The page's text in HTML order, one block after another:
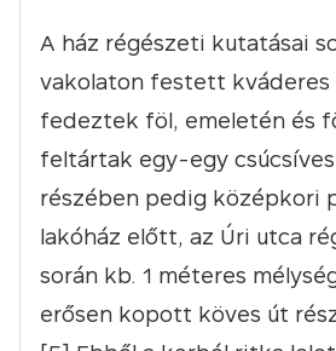
A ház régészeti kutatásai
vakolaton festett kváderes
fedeztek föl, emeletén és
feltártak egy-egy
részében pedig középkori
lakóház előtt, az Úri utca
során kb. 1 méteres
erősen kopott köves út